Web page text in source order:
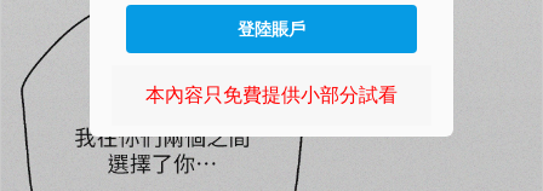
登陸賬戶
本內容只免費提供小部分試看